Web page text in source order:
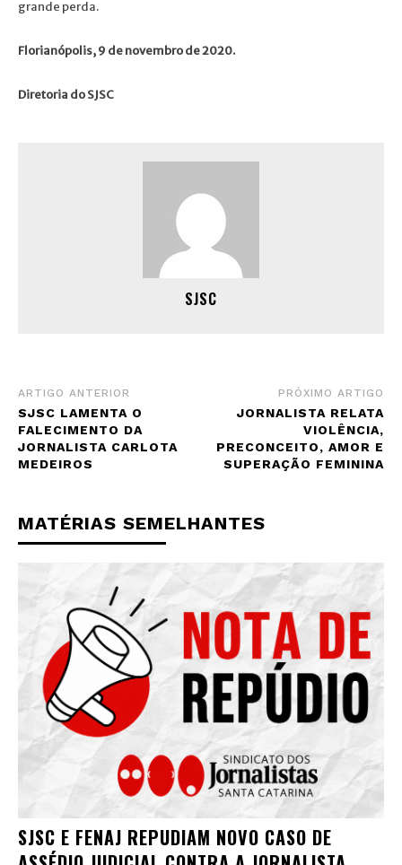
grande perda.
Florianópolis, 9 de novembro de 2020.
Diretoria do SJSC
SJSC
ARTIGO ANTERIOR
SJSC LAMENTA O
FALECIMENTO DA
JORNALISTA CARLOTA
MEDEIROS
PRÓXIMO ARTIGO
JORNALISTA RELATA
VIOLÊNCIA,
PRECONCEITO, AMOR E
SUPERAÇÃO FEMININA
MATÉRIAS SEMELHANTES
SJSC E FENAJ REPUDIAM NOVO CASO DE